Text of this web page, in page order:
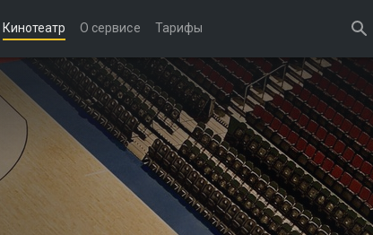
Кинотеатр О сервисе Тарифы